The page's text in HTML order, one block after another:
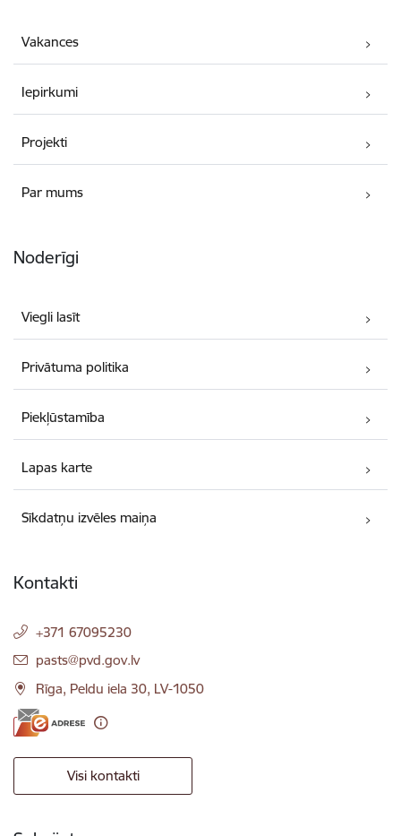
Vakances
Iepirkumi
Projekti
Par mums
Noderīgi
Viegli lasīt
Privātuma politika
Piekļūstamība
Lapas karte
Sīkdatņu izvēles maiņa
Kontakti
+371 67095230
E-pasts:
pasts@pvd.gov.lv
Rīga, Peldu iela 30, LV-1050
Visi kontakti